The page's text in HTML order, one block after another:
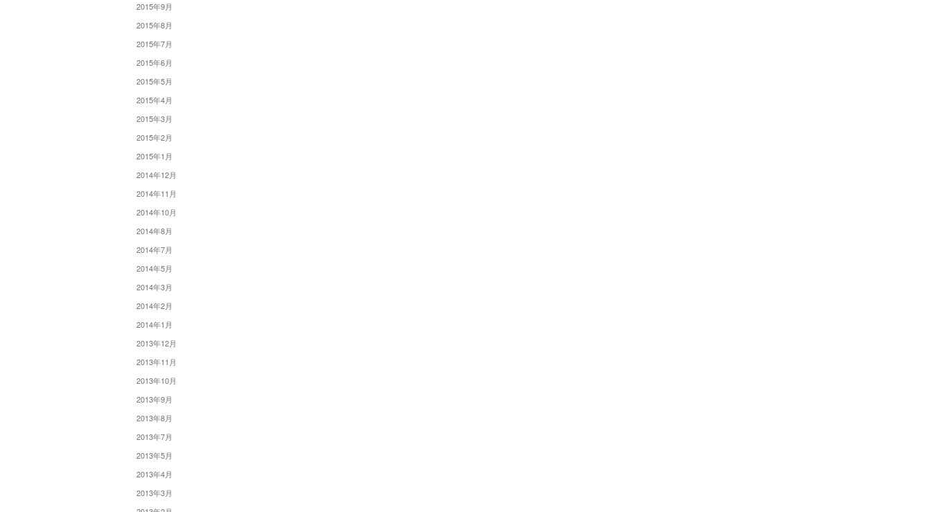
2015年9月
2015年8月
2015年7月
2015年6月
2015年5月
2015年4月
2015年3月
2015年2月
2015年1月
2014年12月
2014年11月
2014年10月
2014年8月
2014年7月
2014年5月
2014年3月
2014年2月
2014年1月
2013年12月
2013年11月
2013年10月
2013年9月
2013年8月
2013年7月
2013年5月
2013年4月
2013年3月